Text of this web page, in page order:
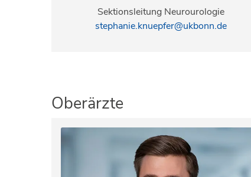
Sektionsleitung Neurourologie
stephanie.knuepfer@ukbonn.de
Oberärzte